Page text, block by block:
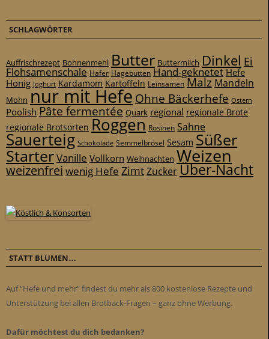
SCHLAGWÖRTER
Auffrischrezept Bohnenmehl Butter Buttermilch Dinkel Ei
Flohsamenschale Hafer Hagebutten Hand-geknetet Hefe
Honig Joghurt Kardamom Kartoffeln Leinsamen Malz Mandeln
Mohn nur mit Hefe Ohne Bäckerhefe Ostern
Poolish Pâte fermentée Quark regional regionale Brote
regionale Brotsorten Roggen Rosinen Sahne
Sauerteig Schokolade Semmelbrösel Sesam Süßer
StarterVanille Vollkorn Weihnachten Weizen
weizenfrei wenig Hefe ZimtZuckerÜber-Nacht
STATT BLUMEN…
Auf “Hefe und mehr” findest du mehr als 800 kostenlose Rezepte und
Unterstützung bei allen Brotback-Fragen – ganz ohne Werbung.
Dafür möchtest du dich bedanken?